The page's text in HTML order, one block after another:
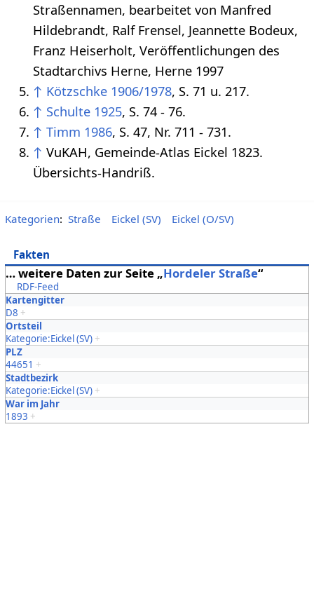
Straßennamen, bearbeitet von Manfred
Hildebrandt, Ralf Frensel, Jeannette Bodeux,
Franz Heiserholt, Veröffentlichungen des
Stadtarchivs Herne, Herne 1997
↑ Kötzschke 1906/1978, S. 71 u. 217.
↑ Schulte 1925, S. 74 - 76.
↑ Timm 1986, S. 47, Nr. 711 - 731.
↑ VuKAH, Gemeinde-Atlas Eickel 1823.
Übersichts-Handriß.
Kategorien: Straße Eickel (SV) Eickel (O/SV)
Fakten
… weitere Daten zur Seite „Hordeler Straße“
RDF-Feed
Kartengitter
D8 +
Ortsteil
Kategorie:Eickel (SV) +
PLZ
44651 +
Stadtbezirk
Kategorie:Eickel (SV) +
War im Jahr
1893 +